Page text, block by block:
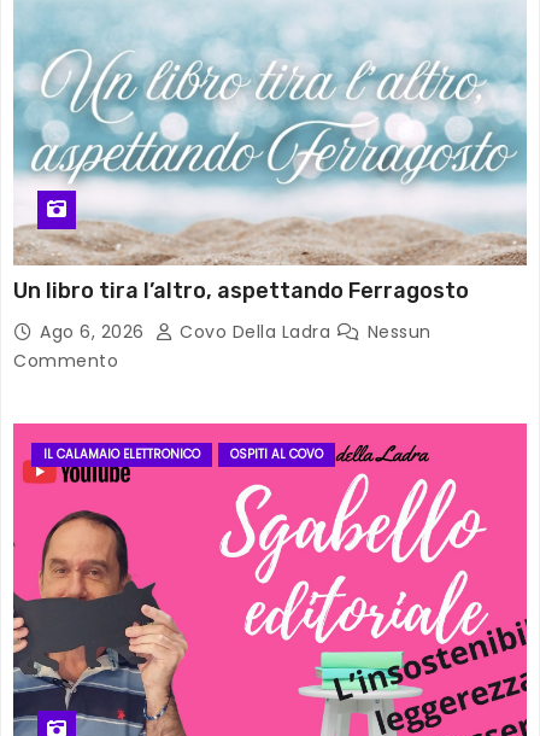
Un libro tira l’altro, aspettando Ferragosto
Ago 6, 2026 Covo Della Ladra
Nessun
Commento
IL CALAMAIO ELETTRONICO OSPITI AL COVO